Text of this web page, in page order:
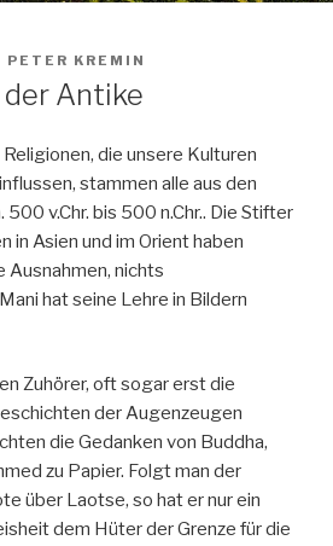
PETER KREMIN
Antike
die unsere Kulturen
stammen alle aus den
v.Chr. bis 500 n.Chr.. Die Stifter
in Asien und im Orient haben
Ausnahmen, nichts
hat seine Lehre in Bildern
Zuhörer, oft sogar erst die
der Augenzeugen
die Gedanken von Buddha,
zu Papier. Folgt man der
über Laotse, so hat er nur ein
dem Hüter der Grenze für die